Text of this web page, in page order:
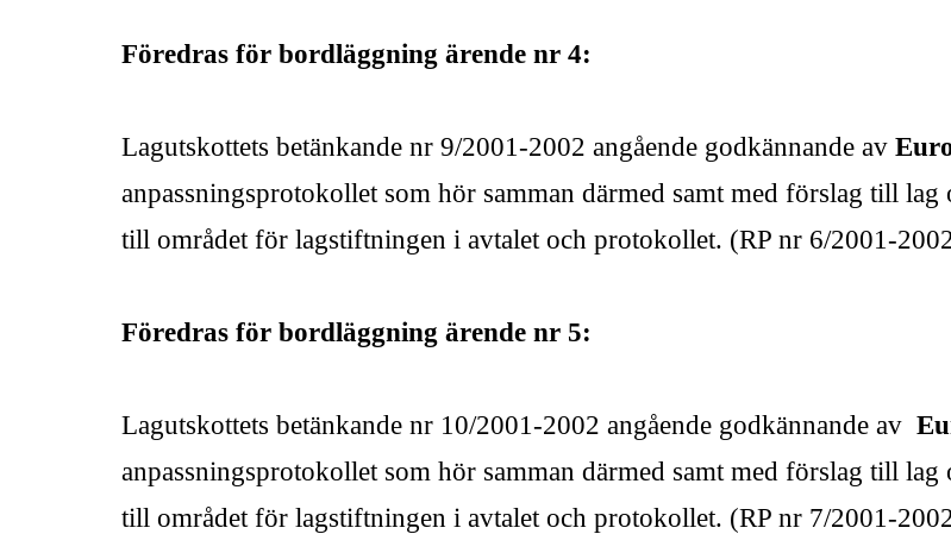
Föredras för bordläggning ärende nr 4:
Lagutskottets betänkande nr 9/2001-2002 angående godkännande av
anpassningsprotokollet som hör samman därmed samt med förslag till
till området för lagstiftningen i avtalet och protokollet. (RP nr 6/2001-
Föredras för bordläggning ärende nr 5:
Lagutskottets betänkande nr 10/2001-2002 angående godkännande av
anpassningsprotokollet som hör samman därmed samt med förslag till
till området för lagstiftningen i avtalet och protokollet. (RP nr 7/2001-